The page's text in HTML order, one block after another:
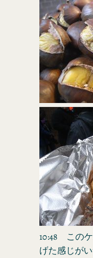
10:48 この
げた感じが